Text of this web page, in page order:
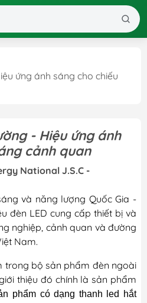
ứng ánh sáng cho chiếu
- Hiệu ứng ánh
cảnh quan
National J.S.C -
và năng lượng Quốc Gia -
đèn LED cung cấp thiết bị và
nghiệp, cảnh quan và đường
Nam.
trong bộ sản phẩm đèn ngoài
thiệu đó chính là sản phẩm
phẩm có dạng thanh led hắt